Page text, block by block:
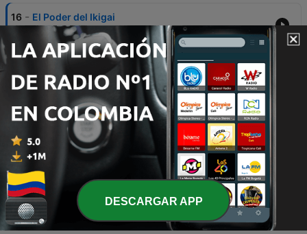
16 - El Poder del Ikigai
09 abr. 2026
15 - Sincrodestino 4
26 abr. 2024
14 - Sincrodestino 3
25 jul. 2023
13 - Sincrodestino 2
15 ago. 2022
12 - Sincrodestino 1
11 feb. 2022
DESCARGAR APP